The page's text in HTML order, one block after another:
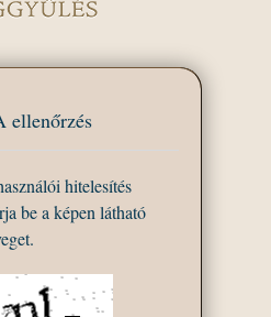
ellenőrzés
hitelesítés
be a képen látható